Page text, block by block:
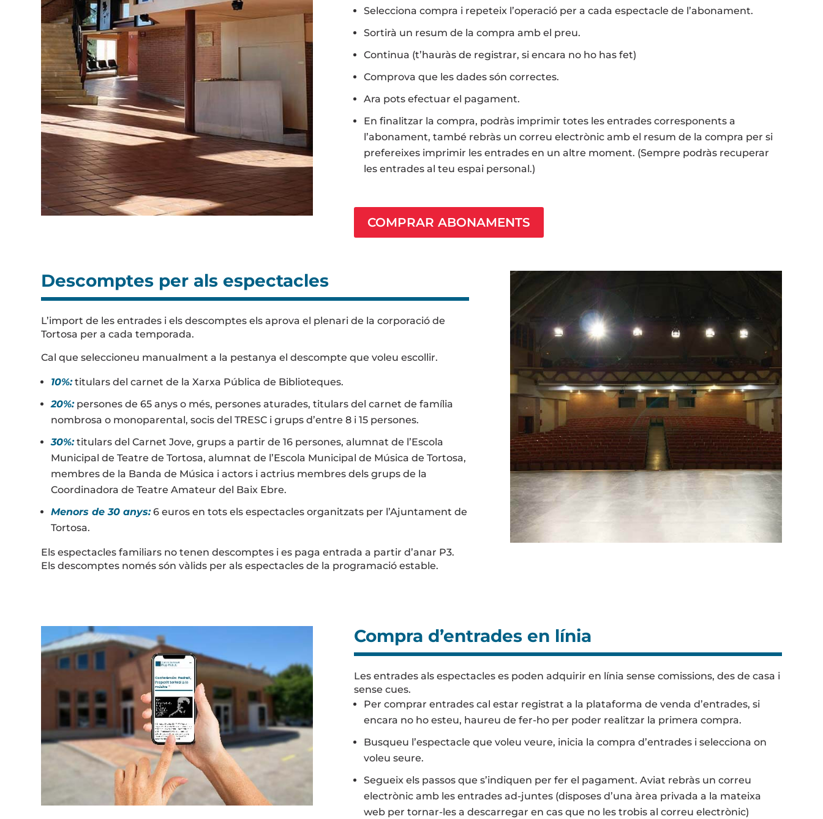
Selecciona compra i repeteix l’operació per a cada espectacle de l’abonament.
Sortirà un resum de la compra amb el preu.
Continua (t’hauràs de registrar, si encara no ho has fet)
Comprova que les dades són correctes.
Ara pots efectuar el pagament.
En finalitzar la compra, podràs imprimir totes les entrades corresponents a
l’abonament, també rebràs un correu electrònic amb el resum de la compra per si
prefereixes imprimir les entrades en un altre moment. (Sempre podràs recuperar
les entrades al teu espai personal.)
COMPRAR ABONAMENTS
Descomptes per als espectacles
L’import de les entrades i els descomptes els aprova el plenari de la corporació de
Tortosa per a cada temporada.
Cal que seleccioneu manualment a la pestanya el descompte que voleu escollir.
10%:titulars del carnet de la Xarxa Pública de Biblioteques.
20%:persones de 65 anys o més, persones aturades, titulars del carnet de família
nombrosa o monoparental, socis del TRESC i grups d’entre 8 i 15 persones.
30%:titulars del Carnet Jove, grups a partir de 16 persones, alumnat de l’Escola
Municipal de Teatre de Tortosa, alumnat de l’Escola Municipal de Música de Tortosa,
membres de la Banda de Música i actors i actrius membres dels grups de la
Coordinadora de Teatre Amateur del Baix Ebre.
Menors de 30 anys:6 euros en tots els espectacles organitzats per l’Ajuntament de
Tortosa.
Els espectacles familiars no tenen descomptes i es paga entrada a partir d’anar P3.
Els descomptes només són vàlids per als espectacles de la programació estable.
Compra d’entrades en línia
Les entrades als espectacles es poden adquirir en línia sense comissions, des de casa i
sense cues.
Per comprar entrades cal estar registrat a la plataforma de venda d’entrades, si
encara no ho esteu, haureu de fer-ho per poder realitzar la primera compra.
Busqueu l’espectacle que voleu veure, inicia la compra d’entrades i selecciona on
voleu seure.
Segueix els passos que s’indiquen per fer el pagament. Aviat rebràs un correu
electrònic amb les entrades ad-juntes (disposes d’una àrea privada a la mateixa
web per tornar-les a descarregar en cas que no les trobis al correu electrònic)